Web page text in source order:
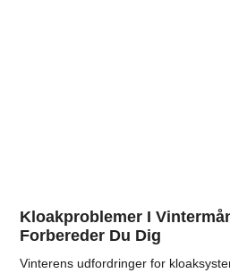
Kloakproblemer I
Forbereder Du Dig
Vinterens udfordringer for